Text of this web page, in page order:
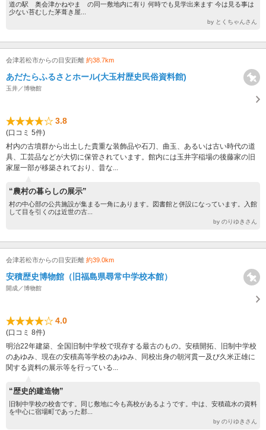
道の駅 奥会津かねやま の同一敷地内に有り 何時でも見学出来ます 今は見る事は
少ない苔むした茅葺き屋...
by とくちゃんさん
会津若松市からの目安距離 約38.7km
あだたらふるさとホール(大玉村歴史民俗資料館)
玉井／博物館
3.8
(口コミ 5件)
村内の古墳群から出土した貴重な装飾品や石刀、曲玉、あるいは古い時代の道
具、工芸品などが大切に保管されています。館内には玉井字稲場の後藤家の旧
家屋一部が移築されており、昔な...
“農村の暮らしの展示”
村の中心部の公共施設が集まる一角にあります。図書館と併設になっています。入館
して目を引くのは近世の古...
by のりゆきさん
会津若松市からの目安距離 約39.0km
安積歴史博物館（旧福島県尋常中学校本館）
開成／博物館
4.0
(口コミ 8件)
明治22年建築、全国旧制中学校で現存する最古のもの。安積開拓、旧制中学校
のあゆみ、現在の安積高等学校のあゆみ、同校出身の朝河貫一及び久米正雄に
関する資料の展示等を行っている...
“歴史的建造物”
旧制中学校の校舎です。同じ敷地に今も高校があるようです。中は、安積疏水の資料
を中心に宿場町であった郡...
by のりゆきさん